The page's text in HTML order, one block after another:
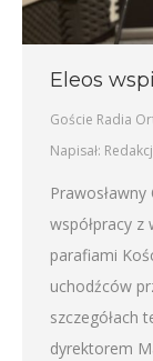
Eleos
Goście Radia
Napisał:
współpracy
parafiami
uchodźców
szczegółach
dyrektorem